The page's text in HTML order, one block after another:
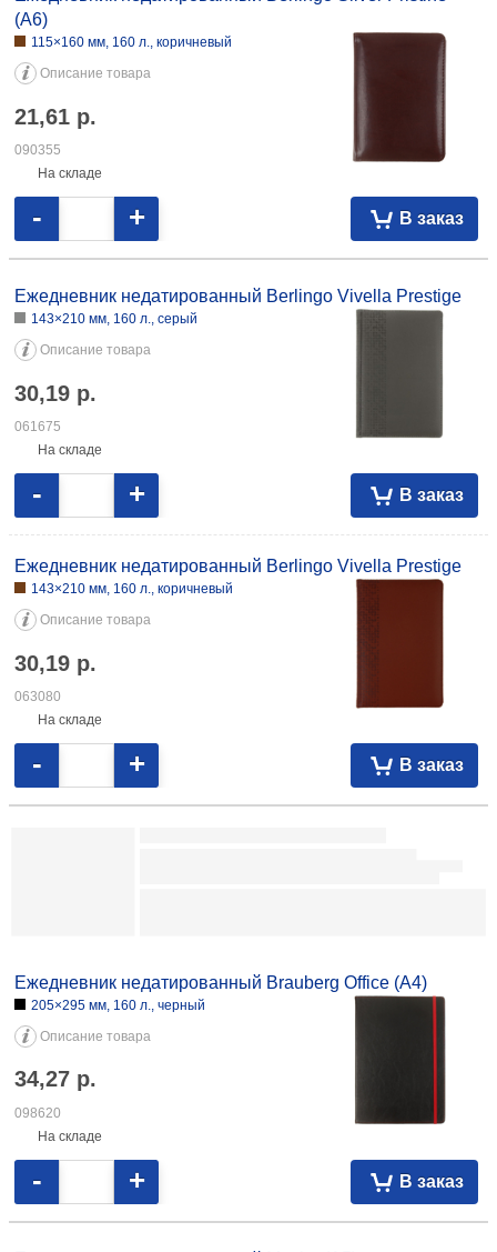
На складе
В заказ
- +
Ежедневник недатированный Berlingo Silver Pristine
(А6)
115×160 мм, 160 л., коричневый
Описание товара
21,61р.
090355
На складе
- +
Ежедневник недатированный Berlingo Vivella Prestige
143×210 мм, 160 л., серый
Описание товара
30,19р.
061675
На складе
- +
Ежедневник недатированный Berlingo Vivella Prestige
143×210 мм, 160 л., коричневый
Описание товара
30,19р.
Ежедневник недатированный Brauberg Status (А6) 100×150 мм, 160 л.,
серо-голубой 16,44 113181
Ежедневник недатированный Brauberg Office (А4)
205×295 мм, 160 л., черный
Описание товара
34,27р.